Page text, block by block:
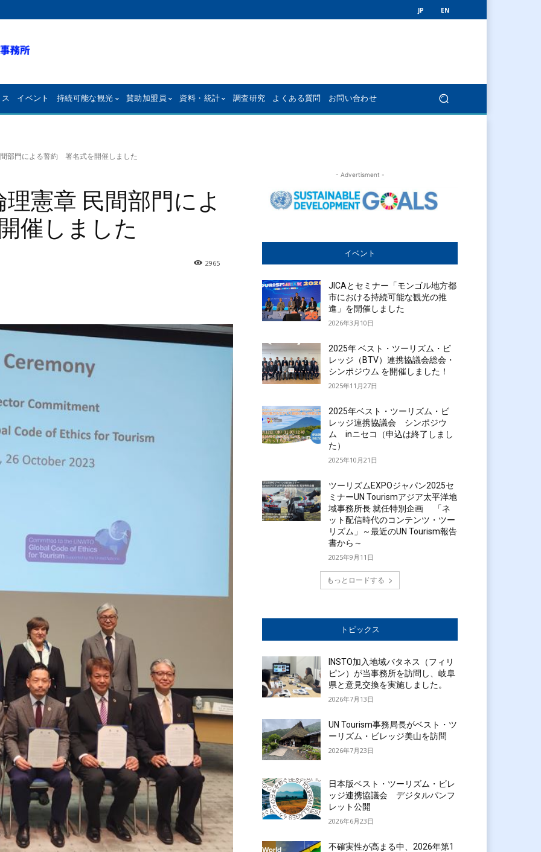
JP EN
イベント 持続可能な観光 賛助加盟員 資料・統計 調査研究 よくある質問 お問い合わせ
部門による誓約 署名式を開催しました
憲章 民間部門によ
催しました
2965
- Advertisment -
イベント
JICAとセミナー「モンゴル地方都
市における持続可能な観光の推
進」を開催しました
2026年3月10日
2025年 ベスト・ツーリズム・ビ
レッジ（BTV）連携協議会総会・
シンポジウム を開催しました！
2025年11月27日
2025年ベスト・ツーリズム・ビ
レッジ連携協議会 シンポジウ
ム inニセコ（申込は終了しまし
た）
2025年10月21日
ツーリズムEXPOジャパン2025セ
ミナーUN Tourismアジア太平洋地
域事務所長 就任特別企画 「ネ
ット配信時代のコンテンツ・ツー
リズム」～最近のUN Tourism報告
書から～
2025年9月11日
もっとロードする
トピックス
INSTO加入地域バタネス（フィリ
ピン）が当事務所を訪問し、岐阜
県と意見交換を実施しました。
2026年7月13日
UN Tourism事務局長がベスト・ツ
ーリズム・ビレッジ美山を訪問
2026年7月23日
日本版ベスト・ツーリズム・ビレ
ッジ連携協議会 デジタルパンフ
レット公開
2026年6月23日
不確実性が高まる中、2026年第1